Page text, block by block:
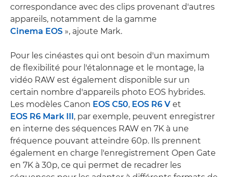
correspondance avec des clips provenant d'autres
appareils, notamment de la gamme
Cinema EOS », ajoute Mark.
Pour les cinéastes qui ont besoin d'un maximum
de flexibilité pour l'étalonnage et le montage, la
vidéo RAW est également disponible sur un
certain nombre d'appareils photo EOS hybrides.
Les modèles Canon EOS C50, EOS R6 V et
EOS R6 Mark III, par exemple, peuvent enregistrer
en interne des séquences RAW en 7K à une
fréquence pouvant atteindre 60p. Ils prennent
également en charge l'enregistrement Open Gate
en 7K à 30p, ce qui permet de recadrer les